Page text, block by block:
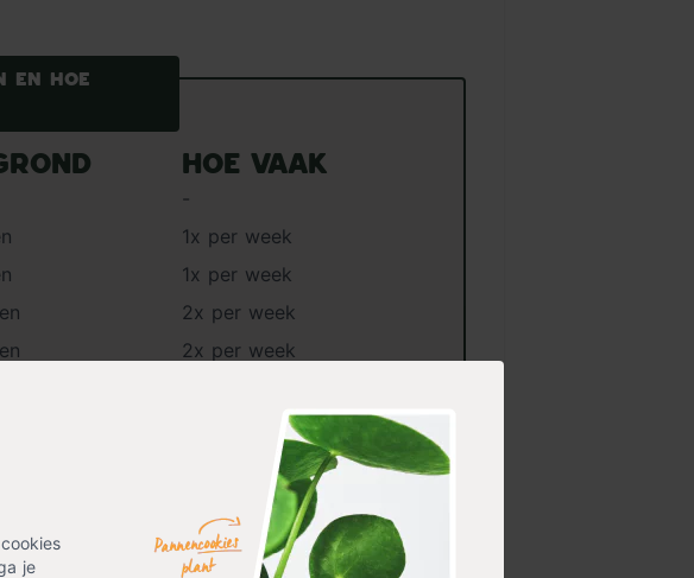
je
en hoe
Hoe vaak
-
1x per week
1x per week
2x per week
2x per week
Houd als richtlijn
10 tot 15 mm water per
regenmeter in je gazon plaatsen. Zo kan je